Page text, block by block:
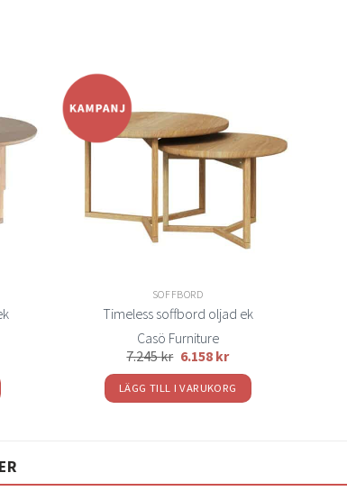
Lägg
till i
önskelistan
SOFFBORD
Timeless soffbord oljad ek
Casö Furniture
7.245kr 6.158 kr
LÄGG TILL I VARUKORG